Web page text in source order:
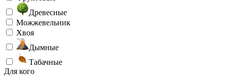
Древесные
Можжевельник
Хвоя
Дымные
Табачные
Для кого